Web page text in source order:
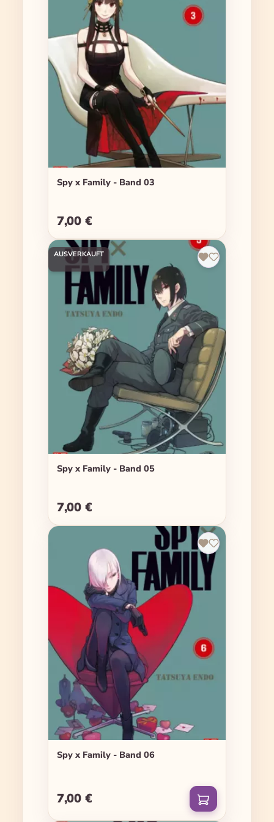
Spy x Family - Band 03
Regulärer Preis:
7,00 €
AUSVERKAUFT
Spy x Family - Band 05
Regulärer Preis:
7,00 €
Spy x Family - Band 06
Regulärer Preis:
7,00 €